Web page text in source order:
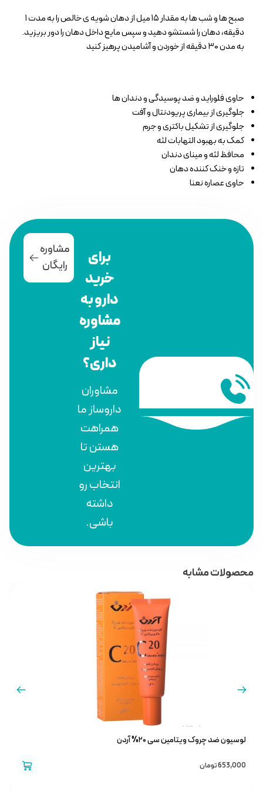
صبح ها و شب ها به مقدار ۱۵ میل از دهان شویه ی خالص را به مدت ۱
دقیقه، دهان را شستشو دهید و سپس مایع داخل دهان را دور بریزید.
به مدن ۳۰ دقیقه از خوردن و آشامیدن پرهیز کنید
حاوی فلوراید و ضد پوسیدگی و دندان ها
جلوگیری از بیماری پریودنتال و آفت
جلوگیری از تشکیل باکتری و جرم
کمک به بهبود التهابات لثه
محافظ لثه و مینای دندان
تازه و خنک کننده دهان
حاوی عصاره نعنا
برای
خرید
دارو به
مشاوره
نیاز
داری؟
مشاوران
داروساز ما
همراهت
هستن تا
بهترین
انتخاب رو
داشته
باشی.
مشاوره
رایگان
محصولات مشابه
لوسیون ضد چروک ویتامین سی ۲۰% آردن
653,000تومان